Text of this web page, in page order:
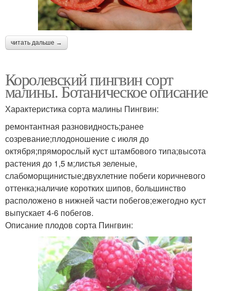
читать дальше →
Королевский пингвин сорт
малины. Ботаническое описание
Характеристика сорта малины Пингвин:
ремонтантная разновидность;ранее
созревание;плодоношение с июля до
октября;пряморослый куст штамбового типа;высота
растения до 1,5 м;листья зеленые,
слабоморщинистые;двухлетние побеги коричневого
оттенка;наличие коротких шипов, большинство
расположено в нижней части побегов;ежегодно куст
выпускает 4-6 побегов.
Описание плодов сорта Пингвин: